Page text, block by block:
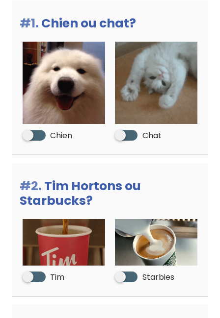
#1. Chien ou chat?
Chien Chat
#2. Tim Hortons ou
Starbucks?
Tim Starbies